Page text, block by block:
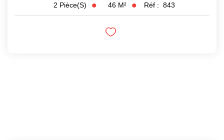
2 Pièce(s) 46 M² Réf : 843